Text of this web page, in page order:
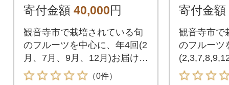
寄付金額 40,000円
観音寺市で栽培されている旬
のフルーツを中心に、年4回(2
月、7月、9月、12月)お届けし
ます。
（0件）
寄付金額
観音寺市で
のフルーツ
す。